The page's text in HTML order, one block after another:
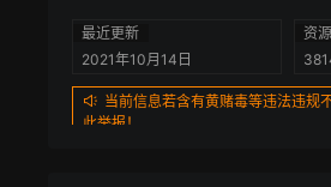
最近更新
2021年10月14日
资
当前信息若含有黄赌毒等违法违规
此举报！